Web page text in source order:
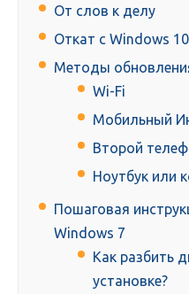
От слов к делу
Откат с Windows 10
Методы
Wi-Fi
Мобильный
Второй
Ноутбук или
Пошаговая
Windows 7
Как разбить
установке?